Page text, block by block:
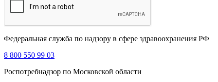
Федеральная служба по надзору в сфере здравоохранения РФ
8 800 550 99 03
Роспотребнадзор по Московской области